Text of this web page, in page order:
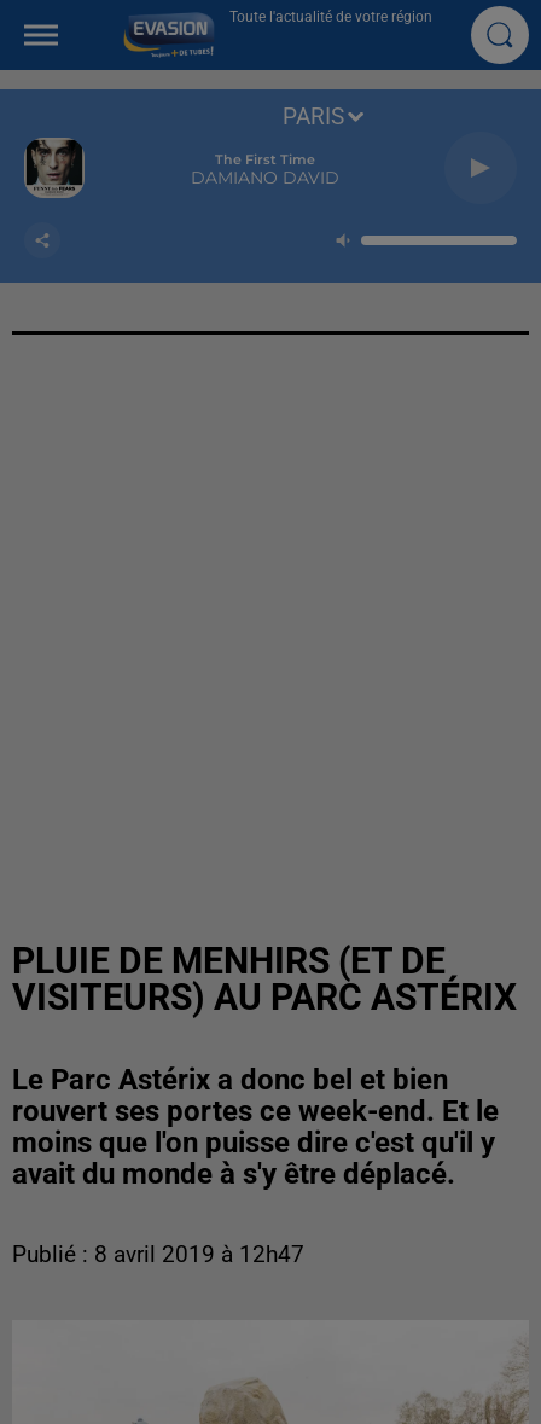
Toute l'actualité de votre région
The First Time
DAMIANO DAVID
PARIS
PLUIE DE MENHIRS (ET DE
VISITEURS) AU PARC ASTÉRIX
Le Parc Astérix a donc bel et bien
rouvert ses portes ce week-end. Et le
moins que l'on puisse dire c'est qu'il y
avait du monde à s'y être déplacé.
Publié : 8 avril 2019 à 12h47